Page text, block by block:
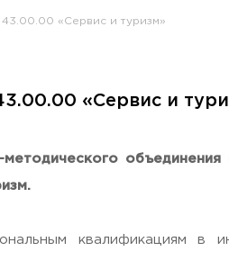
«Сервис и туризм»
«Сервис и
квалификациям в